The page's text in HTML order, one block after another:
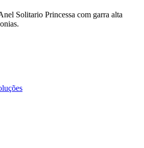
Solitario Princessa com garra alta